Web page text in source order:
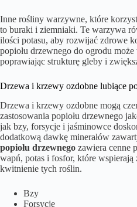
Inne rośliny warzywne, które
to buraki i ziemniaki. Te warzywa
ilości potasu, aby rozwijać zdrowe
popiołu drzewnego do ogrodu
poprawiając strukturę gleby i
Drzewa i krzewy ozdobne lubiące
Drzewa i krzewy ozdobne mogą
zastosowania popiołu drzewnego
jak bzy, forsycje i jaśminowce
dodatkową dawkę minerałów
popiołu drzewnego zawiera cenne
wapń, potas i fosfor, które
kwitnienie tych roślin.
Bzy
Forsycje